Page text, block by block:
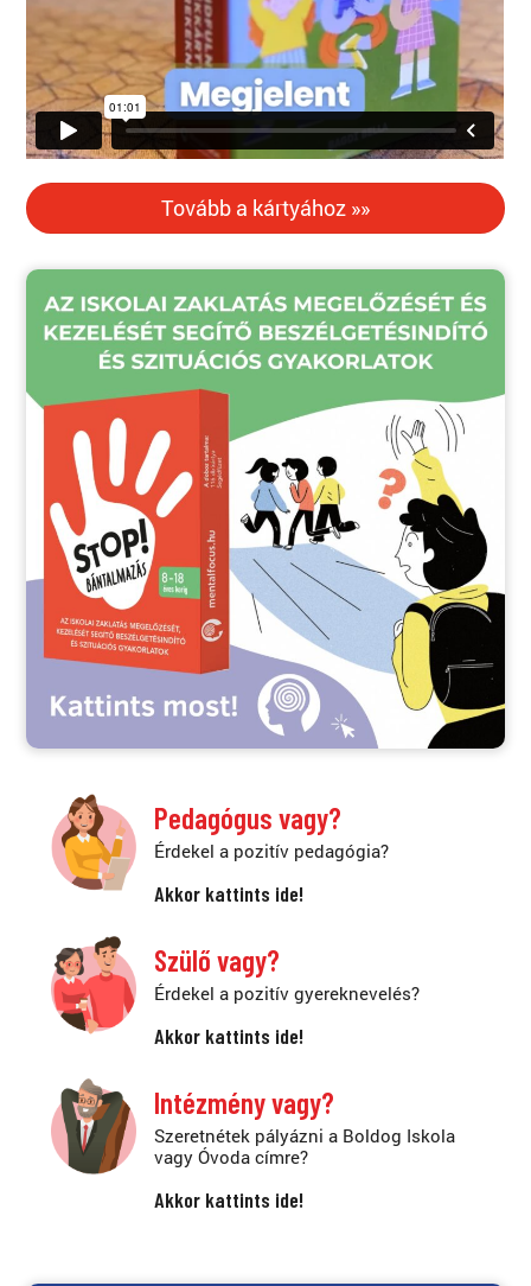
Tovább a kártyához »»
Pedagógus vagy?
Érdekel a pozitív pedagógia?
Akkor kattints ide!
Szülő vagy?
Érdekel a pozitív gyereknevelés?
Akkor kattints ide!
Intézmény vagy?
Szeretnétek pályázni a Boldog Iskola
vagy Óvoda címre?
Akkor kattints ide!